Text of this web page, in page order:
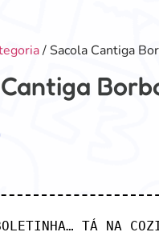
/ Sacola Cantiga
TÁ NA